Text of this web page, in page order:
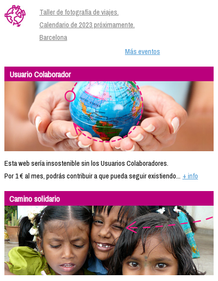
Taller de fotografía de viajes.
Calendario de 2023 próximamente.
Barcelona
Más eventos
Usuario Colaborador
Esta web sería insostenible sin los Usuarios Colaboradores.
Por 1 € al mes, podrás contribuir a que pueda seguir existiendo... + info
Camino solidario